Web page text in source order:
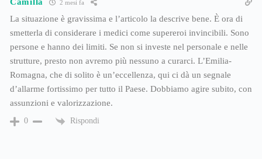
Camilla 2 mesi fa
La situazione è gravissima e l’articolo la descrive bene. È ora di
smetterla di considerare i medici come supereroi invincibili. Sono
persone e hanno dei limiti. Se non si investe nel personale e nelle
strutture, presto non avremo più nessuno a curarci. L’Emilia-
Romagna, che di solito è un’eccellenza, qui ci dà un segnale
d’allarme fortissimo per tutto il Paese. Dobbiamo agire subito, con
assunzioni e valorizzazione.
0 Rispondi